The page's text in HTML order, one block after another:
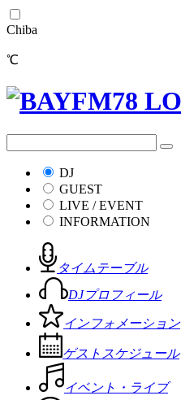
Chiba
℃
DJ
GUEST
LIVE / EVENT
INFORMATION
タイムテーブル
DJプロフィール
インフォメーション
ゲストスケジュール
イベント・ライブ